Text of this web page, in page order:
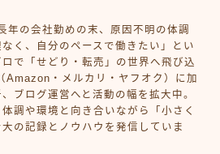
年の会社勤めの末、原因不明の体調
く、自分のペースで働きたい」とい
で「せどり・転売」の世界へ飛び込
Amazon・メルカリ・ヤフオク）に加
ブログ運営へと活動の幅を拡大中。
調や環境と向き合いながら「小さく
の記録とノウハウを発信していま